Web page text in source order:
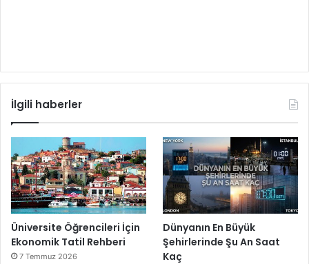
İlgili haberler
Üniversite Öğrencileri İçin
Ekonomik Tatil Rehberi
7 Temmuz 2026
Dünyanın En Büyük
Şehirlerinde Şu An Saat
Kaç